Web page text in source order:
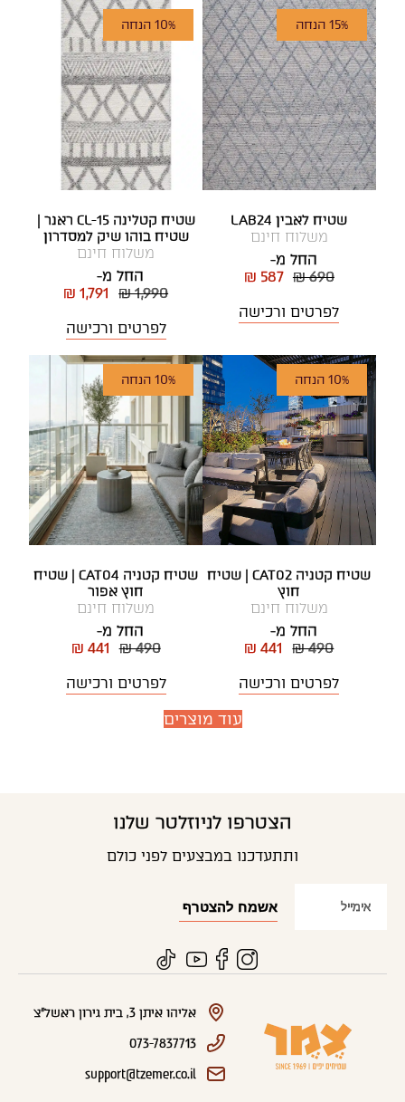
15% הנחה
שטיח לאבין LAB24
משלוח חינם
החל מ-
₪ 690
₪ 587
לפרטים ורכישה
10% הנחה
שטיח קטלינה CL-15 ראנר |
שטיח בוהו שיק למסדרון
משלוח חינם
החל מ-
₪ 1,990
₪ 1,791
לפרטים ורכישה
10% הנחה
שטיח קטניה CAT02 | שטיח
חוץ
משלוח חינם
החל מ-
₪ 490
₪ 441
לפרטים ורכישה
10% הנחה
שטיח קטניה CAT04 | שטיח
חוץ אפור
משלוח חינם
החל מ-
₪ 490
₪ 441
לפרטים ורכישה
עוד מוצרים
הצטרפו לניוזלטר שלנו
ותתעדכנו במבצעים לפני כולם
אליהו איתן 3, בית גירון ראשל"צ
073-7837713
support@tzemer.co.il